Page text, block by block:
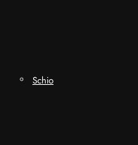
Schio